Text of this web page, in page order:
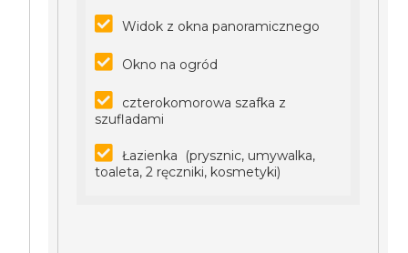
Widok z okna panoramicznego
Okno na ogród
czterokomorowa szafka z
szufladami
Łazienka (prysznic, umywalka,
toaleta, 2 ręczniki, kosmetyki)